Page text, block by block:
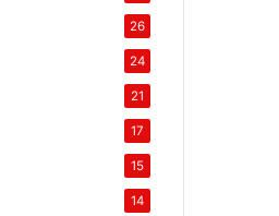
26
24
21
17
15
14